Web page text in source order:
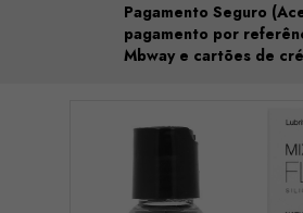
Pagamento Seguro
pagamento por
Mbway e cartões de